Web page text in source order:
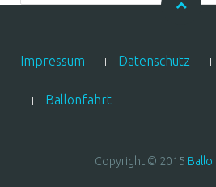
Impressum Datenschutz
Ballonfahrt
Copyright © 2015